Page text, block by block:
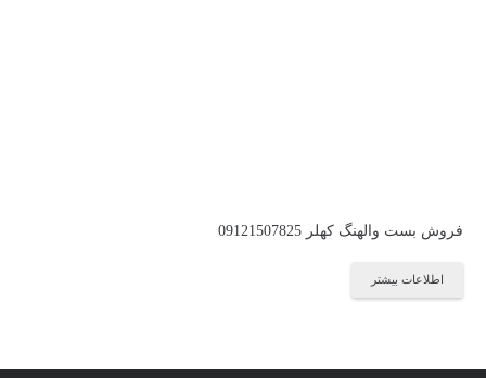
فروش بست والهنگ کهلر 09121507825
اطلاعات بیشتر